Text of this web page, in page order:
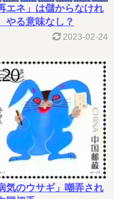
エネ」は儲からなけれ
やる意味なし？
2023-02-24
気のウサギ」嘲弄され